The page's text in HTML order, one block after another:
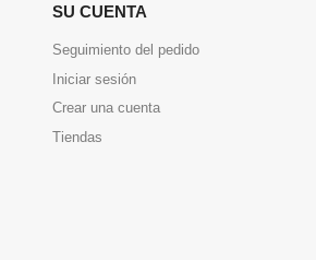
SU CUENTA
Seguimiento del pedido
Iniciar sesión
Crear una cuenta
Tiendas